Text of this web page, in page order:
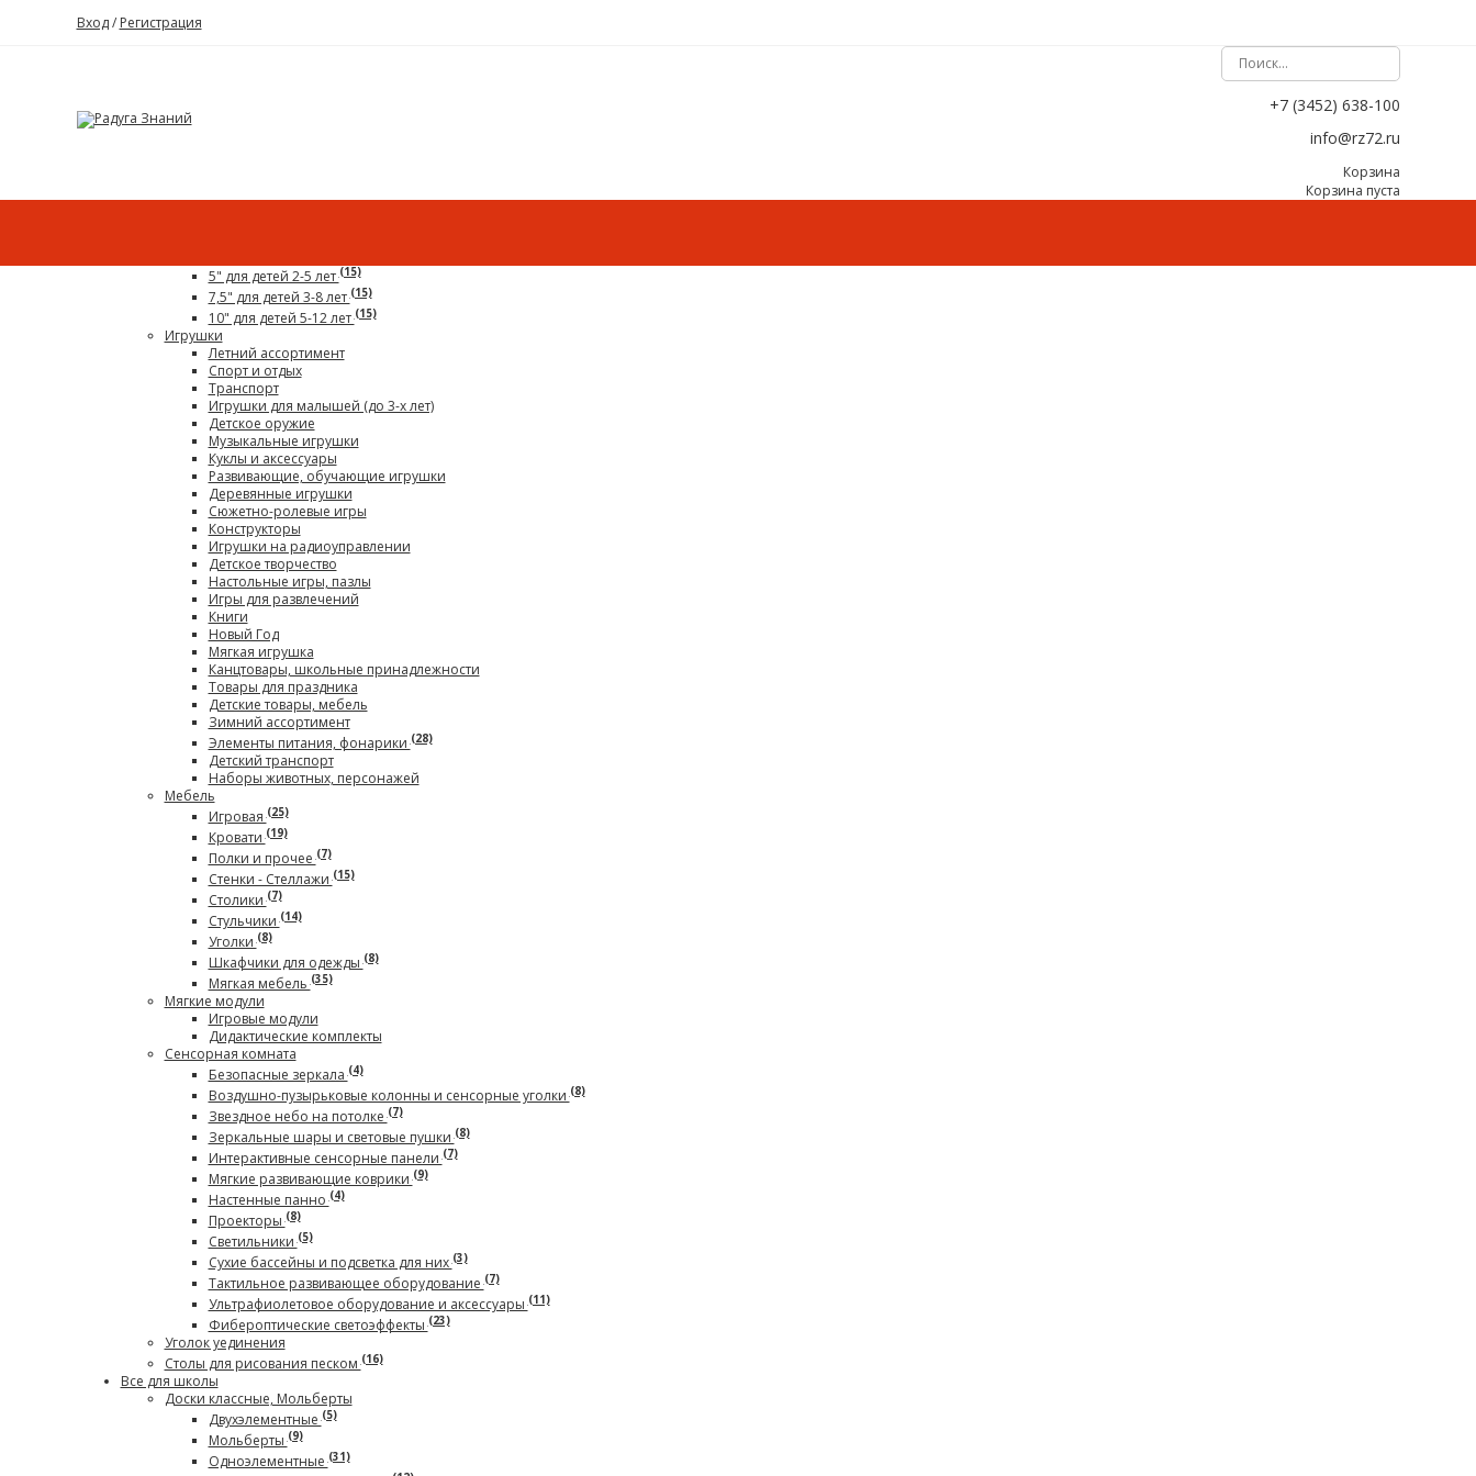
Вход/ Регистрация
+7 (3452) 638-100
info@rz72.ru
Корзина
Корзина пуста
5" для детей 2-5 лет(15)
7,5" для детей 3-8 лет(15)
10" для детей 5-12 лет(15)
Игрушки
Летний ассортимент
Спорт и отдых
Транспорт
Игрушки для малышей (до 3-х лет)
Детское оружие
Музыкальные игрушки
Куклы и аксессуары
Развивающие, обучающие игрушки
Деревянные игрушки
Сюжетно-ролевые игры
Конструкторы
Игрушки на радиоуправлении
Детское творчество
Настольные игры, пазлы
Игры для развлечений
Книги
Новый Год
Мягкая игрушка
Канцтовары, школьные принадлежности
Товары для праздника
Детские товары, мебель
Зимний ассортимент
Элементы питания, фонарики(28)
Детский транспорт
Наборы животных, персонажей
Мебель
Игровая(25)
Кровати(19)
Полки и прочее(7)
Стенки - Стеллажи(15)
Столики(7)
Стульчики(14)
Уголки(8)
Шкафчики для одежды(8)
Мягкая мебель(35)
Мягкие модули
Игровые модули
Дидактические комплекты
Сенсорная комната
Безопасные зеркала(4)
Воздушно-пузырьковые колонны и сенсорные уголки(8)
Звездное небо на потолке(7)
Зеркальные шары и световые пушки(8)
Интерактивные сенсорные панели(7)
Мягкие развивающие коврики(9)
Настенные панно(4)
Проекторы(8)
Светильники(5)
Сухие бассейны и подсветка для них(3)
Тактильное развивающее оборудование(7)
Ультрафиолетовое оборудование и аксессуары(11)
Фибероптические светоэффекты(23)
Уголок уединения
Столы для рисования песком(16)
Все для школы
Доски классные, Мольберты
Двухэлементные(5)
Мольберты(9)
Одноэлементные(31)